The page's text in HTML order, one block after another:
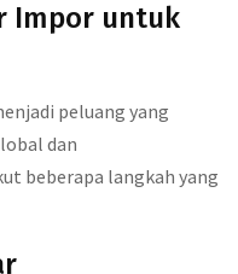
Impor untuk
peluang yang
dan
beberapa langkah yang